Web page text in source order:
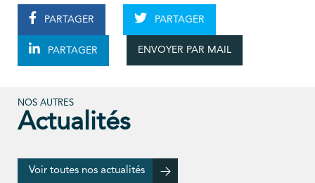
PARTAGER PARTAGER
PARTAGER ENVOYER PAR MAIL
NOS AUTRES
Actualités
Voir toutes nos actualités